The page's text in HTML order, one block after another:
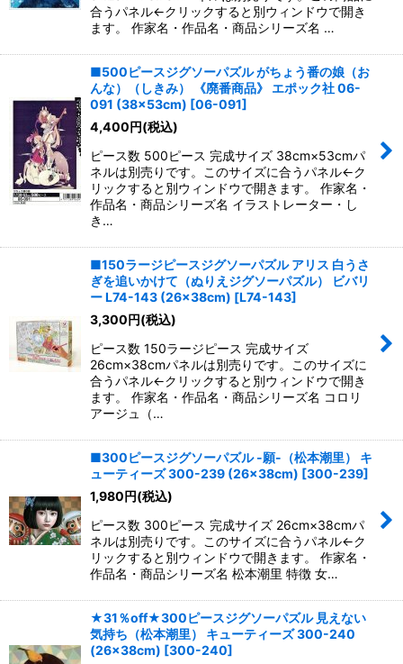
合うパネル←クリックすると別ウィンドウで開き
ます。 作家名・作品名・商品シリーズ名 …
■500ピースジグソーパズル がちょう番の娘（お
んな）（しきみ） 《廃番商品》 エポック社 06-
091 (38×53cm) [06-091]
4,400円(税込)
ピース数 500ピース 完成サイズ 38cm×53cmパ
ネルは別売りです。このサイズに合うパネル←ク
リックすると別ウィンドウで開きます。 作家名・
作品名・商品シリーズ名 イラストレーター・し
き…
■150ラージピースジグソーパズル アリス 白うさ
ぎを追いかけて（ぬりえジグソーパズル） ビバリ
ー L74-143 (26×38cm) [L74-143]
3,300円(税込)
ピース数 150ラージピース 完成サイズ
26cm×38cmパネルは別売りです。このサイズに
合うパネル←クリックすると別ウィンドウで開き
ます。 作家名・作品名・商品シリーズ名 コロリ
アージュ（…
■300ピースジグソーパズル -願-（松本潮里） キ
ューティーズ 300-239 (26×38cm) [300-239]
1,980円(税込)
ピース数 300ピース 完成サイズ 26cm×38cmパ
ネルは別売りです。このサイズに合うパネル←ク
リックすると別ウィンドウで開きます。 作家名・
作品名・商品シリーズ名 松本潮里 特徴 女…
★31％off★300ピースジグソーパズル 見えない
気持ち（松本潮里） キューティーズ 300-240
(26×38cm) [300-240]